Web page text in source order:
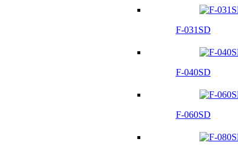
F-031SD
F-040SD
F-060SD